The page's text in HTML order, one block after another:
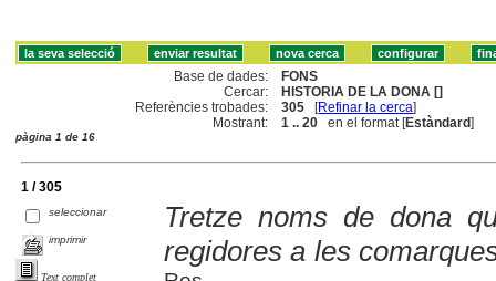
Base de dades:
FONS
Cercar:
HISTORIA DE LA DONA []
Referències trobades:
305 [Refinar la cerca]
Mostrant:
1 .. 20 en el format [Estàndard]
pàgina 1 de 16
1 / 305
seleccionar
imprimir
Text complet
Tretze noms de dona
regidores a les